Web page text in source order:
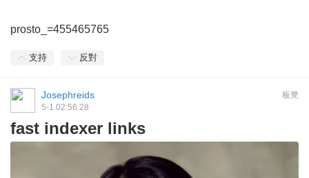
prosto_=455465765
支持 反對
板凳
Josephreids
5-1 02:56:28
fast indexer links